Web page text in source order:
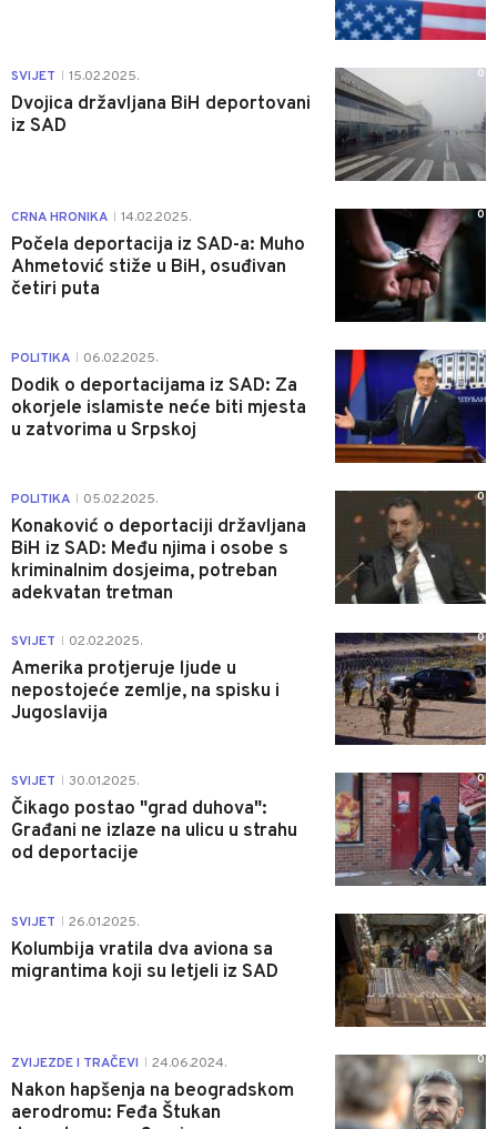
SVIJET 15.02.2025.
Dvojica državljana BiH deportovani
iz SAD
0
CRNA HRONIKA 14.02.2025.
Počela deportacija iz SAD-a: Muho
Ahmetović stiže u BiH, osuđivan
četiri puta
0
POLITIKA 06.02.2025.
Dodik o deportacijama iz SAD: Za
okorjele islamiste neće biti mjesta
u zatvorima u Srpskoj
0
POLITIKA 05.02.2025.
Konaković o deportaciji državljana
BiH iz SAD: Među njima i osobe s
kriminalnim dosjeima, potreban
adekvatan tretman
0
SVIJET 02.02.2025.
Amerika protjeruje ljude u
nepostojeće zemlje, na spisku i
Jugoslavija
0
SVIJET 30.01.2025.
Čikago postao "grad duhova":
Građani ne izlaze na ulicu u strahu
od deportacije
0
SVIJET 26.01.2025.
Kolumbija vratila dva aviona sa
migrantima koji su letjeli iz SAD
0
ZVIJEZDE I TRAČEVI 24.06.2024.
Nakon hapšenja na beogradskom
aerodromu: Feđa Štukan
0